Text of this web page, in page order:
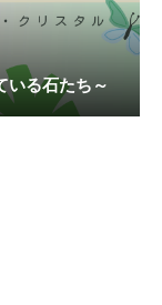
いる石たち～